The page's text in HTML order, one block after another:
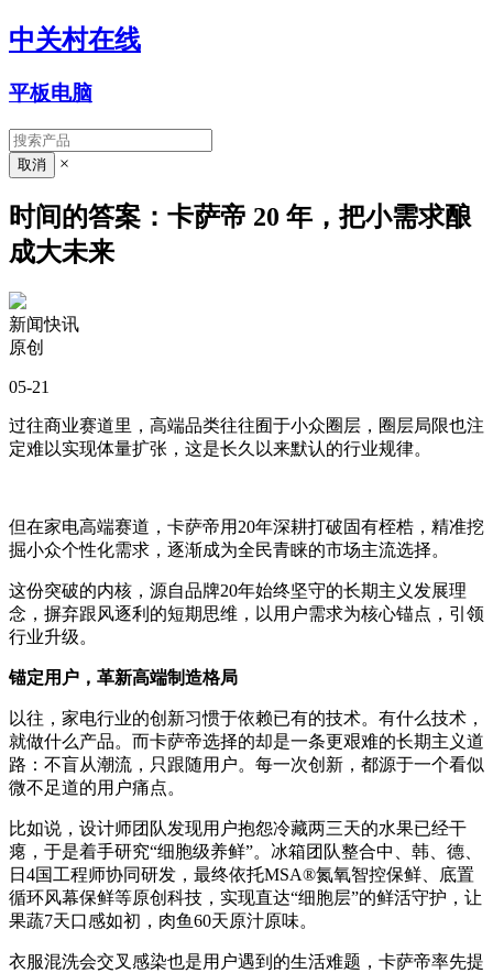
中关村在线
平板电脑
×
时间的答案：卡萨帝 20 年，把小需求酿
成大未来
新闻快讯
原创
05-21
过往商业赛道里，高端品类往往囿于小众圈层，圈层局限也注
定难以实现体量扩张，这是长久以来默认的行业规律。
但在家电高端赛道，卡萨帝用20年深耕打破固有桎梏，精准挖
掘小众个性化需求，逐渐成为全民青睐的市场主流选择。
这份突破的内核，源自品牌20年始终坚守的长期主义发展理
念，摒弃跟风逐利的短期思维，以用户需求为核心锚点，引领
行业升级。
锚定用户，革新高端制造格局
以往，家电行业的创新习惯于依赖已有的技术。有什么技术，
就做什么产品。而卡萨帝选择的却是一条更艰难的长期主义道
路：不盲从潮流，只跟随用户。每一次创新，都源于一个看似
微不足道的用户痛点。
比如说，设计师团队发现用户抱怨冷藏两三天的水果已经干
瘪，于是着手研究“细胞级养鲜”。冰箱团队整合中、韩、德、
日4国工程师协同研发，最终依托MSA®氮氧智控保鲜、底置
循环风幕保鲜等原创科技，实现直达“细胞层”的鲜活守护，让
果蔬7天口感如初，肉鱼60天原汁原味。
衣服混洗会交叉感染也是用户遇到的生活难题，卡萨帝率先提